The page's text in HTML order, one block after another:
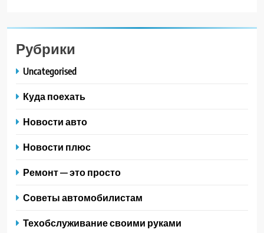
Рубрики
Uncategorised
Куда поехать
Новости авто
Новости плюс
Ремонт — это просто
Советы автомобилистам
Техобслуживание своими руками